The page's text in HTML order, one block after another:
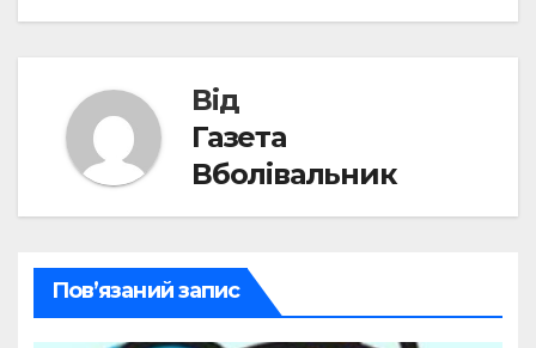
записів
Від
Газета
Вболівальник
Пов’язаний запис